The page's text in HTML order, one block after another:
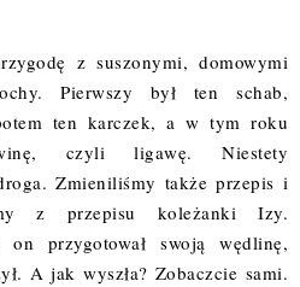
z suszonymi, domowymi
Pierwszy był ten schab,
ten karczek, a w tym roku
czyli ligawę. Niestety
Zmieniliśmy także przepis i
z przepisu koleżanki Izy.
przygotował swoją wędlinę,
A jak wyszła? Zobaczcie sami.